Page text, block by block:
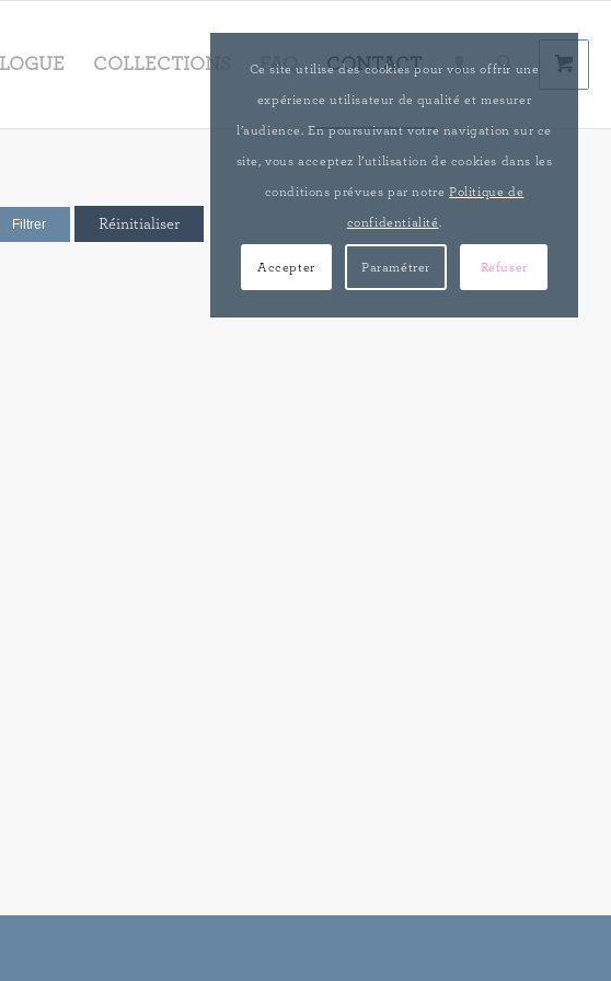
COLLECTIONS FAQ CONTACT
Réinitialiser
Ce site utilise des cookies pour vous offrir une
expérience utilisateur de qualité et mesurer
l’audience. En poursuivant votre navigation sur ce
site, vous acceptez l’utilisation de cookies dans les
conditions prévues par notrePolitique de
confidentialité
Accepter Paramétrer Refuser